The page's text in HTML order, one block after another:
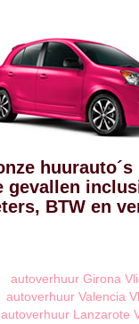
gevallen
BTW en
autoverhuur Girona
autoverhuur Valencia
autoverhuur Lanzarote